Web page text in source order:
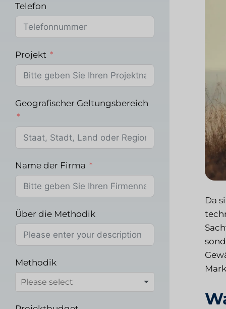
Da
Telefon
Projekt
Geografischer Geltungsbereich
Name der Firma
Über die Methodik
Methodik